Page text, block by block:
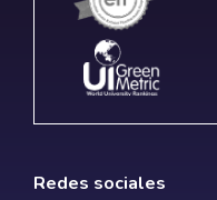
Redes sociales